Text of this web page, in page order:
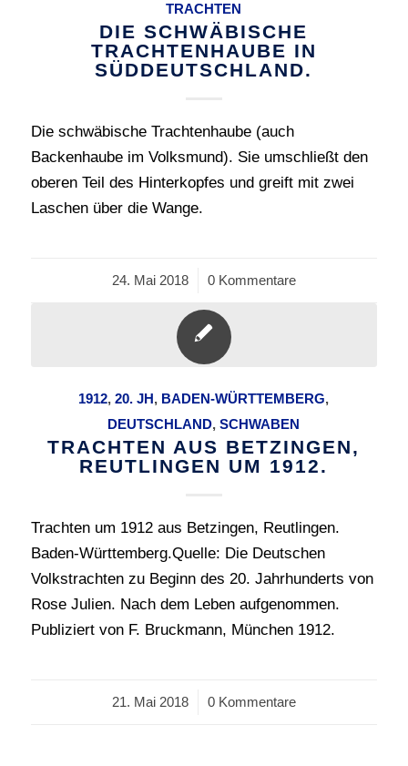
TRACHTEN
DIE SCHWÄBISCHE
TRACHTENHAUBE IN
SÜDDEUTSCHLAND.
Die schwäbische Trachtenhaube (auch
Backenhaube im Volksmund). Sie umschließt den
oberen Teil des Hinterkopfes und greift mit zwei
Laschen über die Wange.
24. Mai 2018
/ 0 Kommentare
1912,20. JH, BADEN-WÜRTTEMBERG,
DEUTSCHLAND,SCHWABEN
TRACHTEN AUS BETZINGEN,
REUTLINGEN UM 1912.
Trachten um 1912 aus Betzingen, Reutlingen.
Baden-Württemberg.Quelle: Die Deutschen
Volkstrachten zu Beginn des 20. Jahrhunderts von
Rose Julien. Nach dem Leben aufgenommen.
Publiziert von F. Bruckmann, München 1912.
21. Mai 2018
/ 0 Kommentare